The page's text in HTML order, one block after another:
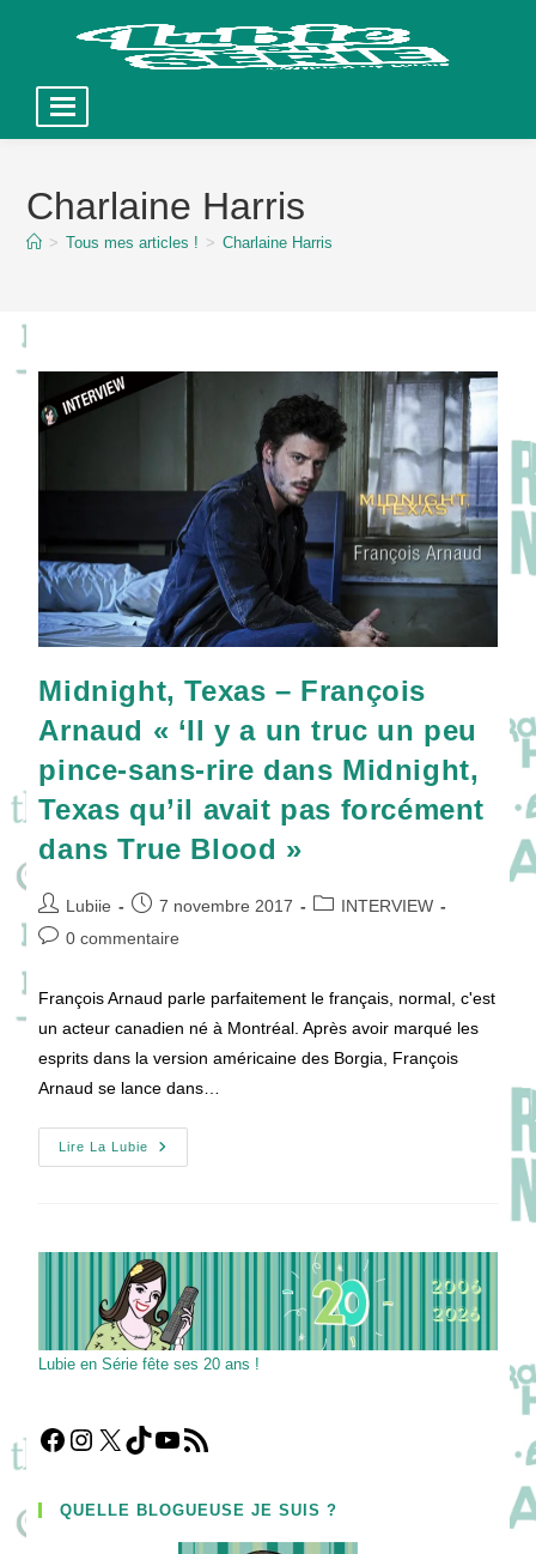
contentCharlaine Harris
> Tous mes articles ! > Charlaine Harris
Midnight, Texas – François
Arnaud « ‘Il y a un truc un peu
pince-sans-rire dans Midnight,
Texas qu’il avait pas forcément
dans True Blood »
Auteur/autrice
de
Lubiie
Publication
publiée :
7 novembre 2017
PostINTERVIEW
Commentaires
publication :
0 commentaire
François Arnaud parle parfaitement le français, normal, c'est
un acteur canadien né à Montréal. Après avoir marqué les
esprits dans la version américaine des Borgia, François
Arnaud se lance dans…
Lire La Lubie
Midnight,
Texas
Y
A
Un
Truc
Un
Peu
Pince-
Sans-
Texas
Qu’il
Forcément
Dans
Lubie en Série fête ses 20 ans !
Facebook
Instagram
X TikTokYouTube
Flux RSS
QUELLE BLOGUEUSE JE SUIS ?